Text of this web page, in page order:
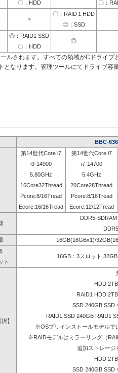
〇：HDD
〇：
×
〇：RAID１HDD
◎：SSD
◎：RAID1 SSD
◎
〇：HDD
ルされます。すべての領域がCドライブ
なります。管理ツールにてドライブ容
BBC-
第14世代Core i7 第14世代Core i7
i9-14900
i7-14700
5.80GHz
5.4GHz
16Core32Thread
20Core28Thread
Pcore:8/16Tread
Pcore:8/16Tread
Ecore:16/16Tread
Ecore:12/12Tread
DDR5-SDRAM
16GB(16GBx1)/
16GB：3スロット
ト
】
HDD
RAID1 HDD
SSD 240GB SSD
RAID1 SSD 240GB RAID1
※OSプリインストールモデルで
※RAIDモデルはミラーリング（
追加ストレージ
HDD
SSD 240GB SSD